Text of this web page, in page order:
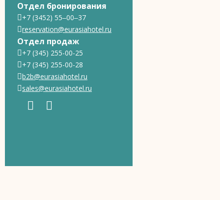
Отдел бронирования
+7 (3452) 55‒00‒37
reservation@eurasiahotel.ru
Отдел продаж
+7 (345) 255-00-25
+7 (345) 255-00-28
b2b@eurasiahotel.ru
sales@eurasiahotel.ru